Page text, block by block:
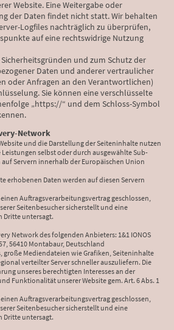
Website. Eine Weitergabe oder
der Daten findet nicht statt. Wir behalten
Logfiles nachträglich zu überprüfen,
auf eine rechtswidrige Nutzung
und zum Schutz der
Daten und anderer vertraulicher
oder Anfragen an den Verantwortlichen)
Sie können eine verschlüsselte
„https://“ und dem Schloss-Symbol
Network
und die Darstellung der Seiteninhalte nutzen
selbst oder durch ausgewählte Sub-
Servern innerhalb der Europäischen Union
erhobenen Daten werden auf diesen Servern
Auftragsverarbeitungsvertrag geschlossen,
Seitenbesucher sicherstellt und eine
Dritte untersagt.
Network des folgenden Anbieters: 1&1 IONOS
56410 Montabaur, Deutschland
große Mediendateien wie Grafiken, Seiteninhalte
verteilter Server schneller auszuliefern. Die
unseres berechtigten Interesses an der
Funktionalität unserer Website gem. Art. 6 Abs. 1
Auftragsverarbeitungsvertrag geschlossen,
Seitenbesucher sicherstellt und eine
Dritte untersagt.